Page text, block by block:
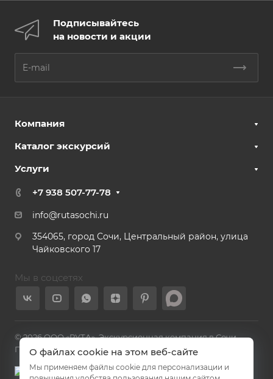
Подписывайтесь
на новости и акции
Компания
Каталог экскурсий
Услуги
+7 938 507-77-78
info@rutasochi.ru
354065, город Сочи, Центральный район, улица
Чайковского 17
Мы в соцсетях
© 2026 ООО «РУТА». Экскурсионная компания в Сочи.
Политика конфиденциальности
О файлах cookie на этом веб-сайте
Мы применяем файлы cookie для персонализации и